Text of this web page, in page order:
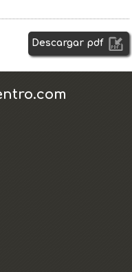
Descargar pdf